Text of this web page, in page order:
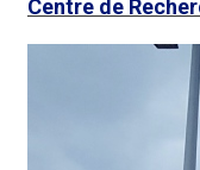
Centre de